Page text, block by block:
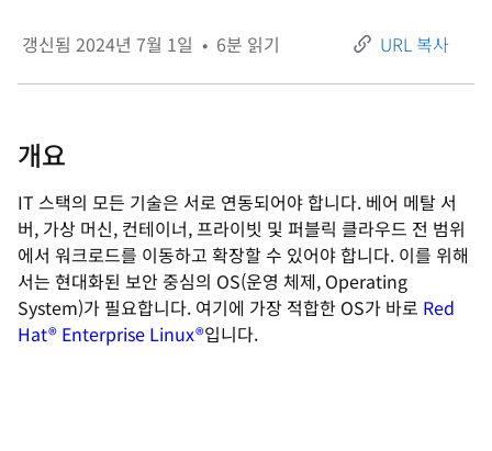
갱신됨 2024년 7월 1일 • 6분 읽기 URL 복사
개요
IT 스택의 모든 기술은 서로 연동되어야 합니다. 베어 메탈 서
버, 가상 머신, 컨테이너, 프라이빗 및 퍼블릭 클라우드 전 범위
에서 워크로드를 이동하고 확장할 수 있어야 합니다. 이를 위해
서는 현대화된 보안 중심의 OS(운영 체제, Operating
System)가 필요합니다. 여기에 가장 적합한 OS가 바로 Red
Hat® Enterprise Linux®입니다.